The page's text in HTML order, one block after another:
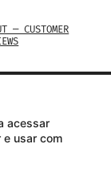
— CUSTOMER
acessar
usar com